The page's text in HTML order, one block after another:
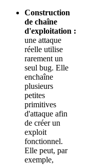
Construction
de chaîne
d'exploitation :
une attaque
réelle utilise
rarement un
seul bug. Elle
enchaîne
plusieurs
petites
primitives
d'attaque afin
de créer un
exploit
fonctionnel.
Elle peut, par
exemple,